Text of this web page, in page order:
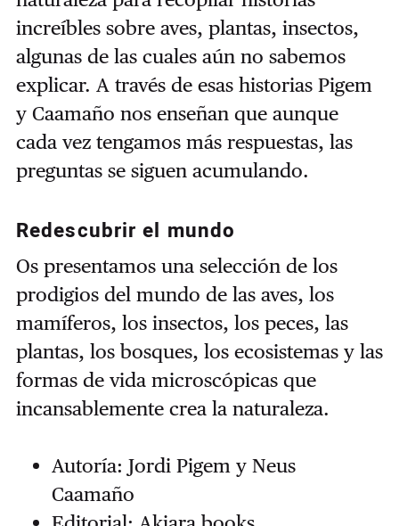
increíbles sobre aves, plantas, insectos,
algunas de las cuales aún no sabemos
explicar. A través de esas historias Pigem
y Caamaño nos enseñan que aunque
cada vez tengamos más respuestas, las
preguntas se siguen acumulando.
Redescubrir el mundo
Os presentamos una selección de los
prodigios del mundo de las aves, los
mamíferos, los insectos, los peces, las
plantas, los bosques, los ecosistemas y las
formas de vida microscópicas que
incansablemente crea la naturaleza.
Autoría: Jordi Pigem y Neus
Caamaño